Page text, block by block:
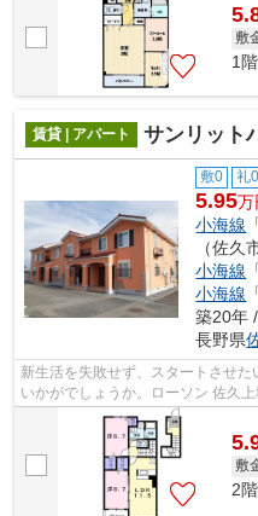
敷
1
賃貸 | アパート サンリット
敷0 礼0
5.95万
小海線
（佐久
小海線
小海線
築20年
長野県
新生活を失敗せず、スタートさせ
いかがでしょうか。ローソン 佐久
あるのもポイント。モニター越しに
敷
2